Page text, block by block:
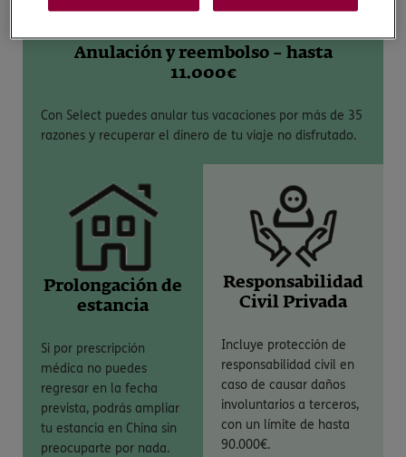
Anulación y reembolso – hasta
11.000€
Con Select puedes anular tus vacaciones por más de 35
razones y recuperar el dinero de tu viaje no disfrutado.
Prolongación de
estancia
Si por prescripción
médica no puedes
regresar en la fecha
prevista, podrás ampliar
tu estancia en China sin
preocuparte por nada.
Responsabilidad
Civil Privada
Incluye protección de
responsabilidad civil en
caso de causar daños
involuntarios a terceros,
con un límite de hasta
90.000€.